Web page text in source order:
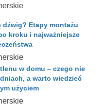
dźwig? Etapy montażu
kroku i najważniejsze
w domu – czego nie
a warto wiedzieć
użyciem